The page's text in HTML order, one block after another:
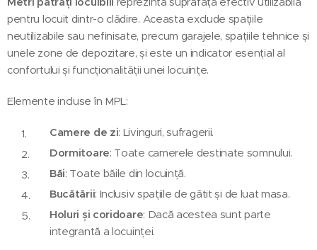
pentru locuit dintr-o clădire. Aceasta exclude spațiile
neutilizabile sau nefinisate, precum garajele, spațiile tehnice și
unele zone de depozitare, și este un indicator esențial al
confortului și funcționalității unei locuințe.
Elemente incluse în MPL:
Camere de zi: Livinguri, sufragerii.
Dormitoare: Toate camerele destinate somnului.
Băi: Toate băile din locuință.
Bucătării: Inclusiv spațiile de gătit și de luat masa.
Holuri și coridoare: Dacă acestea sunt parte
integrantă a locuinței.